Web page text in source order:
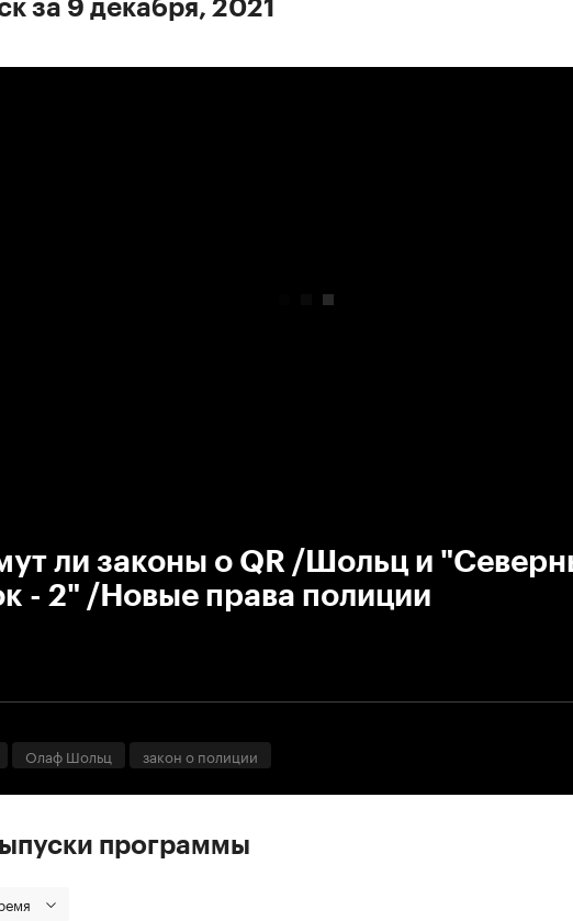
за 9 декабря, 2021
ли законы о QR /Шольц и
- 2" /Новые права полиции
Олаф Шольц закон о полиции
программы